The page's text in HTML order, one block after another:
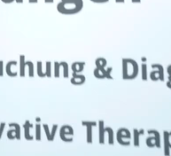
und Ihr
interessanten